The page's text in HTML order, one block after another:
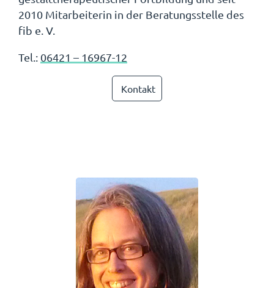
2010 Mitarbeiterin in der Beratungsstelle des
fib e. V.
Tel.: 06421 – 16967-12
Kontakt